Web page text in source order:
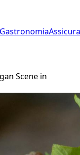
Gastronomia
Scene in